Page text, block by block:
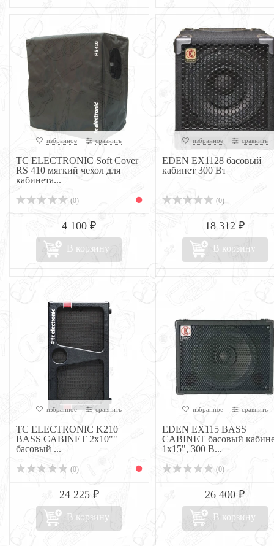
избранное сравнить
TC ELECTRONIC Soft Cover
RS 410 мягкий чехол для
кабинета...
(0)
4 100 ₽
В корзину
избранное сравнить
EDEN EX1128 басовый
кабинет 300 Вт
(0)
18 312 ₽
В корзину
избранное сравнить
TC ELECTRONIC K210
BASS CABINET 2x10""
басовый ...
(0)
24 225 ₽
В корзину
избранное сравнить
EDEN EX115 BASS
CABINET басовый
1x15", 300 В...
(0)
26 400 ₽
В корзину